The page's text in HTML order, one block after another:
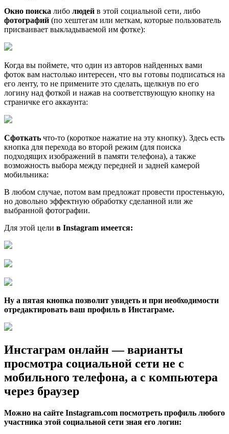
Окно поиска либо людей в этой социальной сети, либо
фотографий (по хештегам или меткам, которые пользователь
присваивает выкладываемой им фотке):
Когда вы поймете, что один из авторов найденных вами
фоток вам настолько интересен, что вы готовы подписаться на
его ленту, то не примените это сделать, щелкнув по его
логину над фоткой и нажав на соответствующую кнопку на
страничке его аккаунта:
Cфоткать что-то (короткое нажатие на эту кнопку). Здесь есть
кнопка для перехода во второй режим (для поиска
подходящих изображений в памяти телефона), а также
возможность выбора между передней и задней камерой
мобильника:
В любом случае, потом вам предложат провести простенькую,
но довольно эффектную обработку сделанной или же
выбранной фотографии.
Для этой цели в Instagram имеется:
Ну а пятая кнопка позволит увидеть и при необходимости
отредактировать ваш профиль в Инстаграме.
Инстаграм онлайн — варианты
просмотра социальной сети не с
мобильного телефона, а с компьютера
через браузер
Можно на сайте Instagram.com посмотреть профиль любого
участника этой социальной сети зная его логин: